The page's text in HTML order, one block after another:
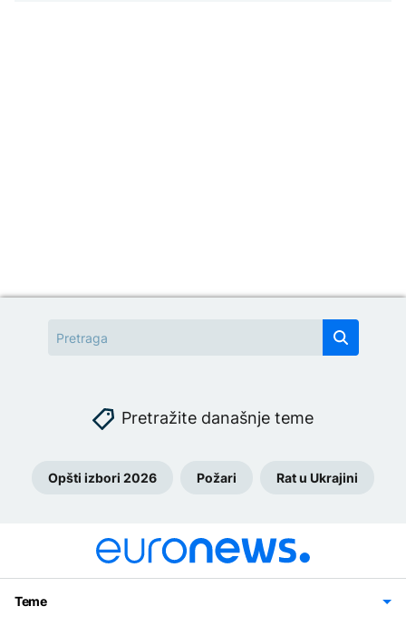
Pretražite današnje teme
Opšti izbori 2026 Požari Rat u Ukrajini
Teme